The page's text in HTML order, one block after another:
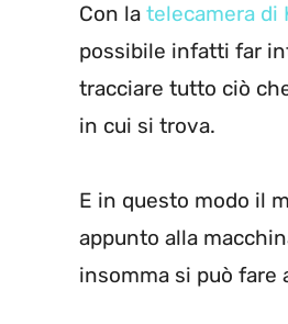
Con la telecamera di
possibile infatti far
tracciare tutto ciò
in cui si trova.
E in questo modo il
appunto alla
insomma si può fare